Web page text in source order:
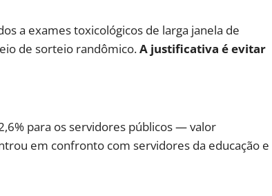
a exames toxicológicos de larga janela de
de sorteio randômico.A justificativa é evitar
para os servidores públicos — valor
em confronto com servidores da educação e